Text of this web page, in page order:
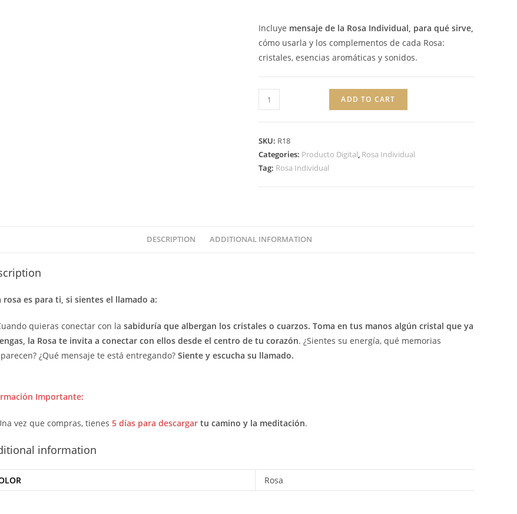
Incluye mensaje de la Rosa Individual, para qué sirve,
cómo usarla y los complementos de cada Rosa:
cristales, esencias aromáticas y sonidos.
ADD TO CART
SKU: R18
Categories: Producto Digital, Rosa Individual
Tag: Rosa Individual
DESCRIPTION ADDITIONAL INFORMATION
rosa es para ti, si sientes el llamado a:
quieras conectar con la sabiduría que albergan los cristales o cuarzos. Toma en tus manos algún cristal que ya
la Rosa te invita a conectar con ellos desde el centro de tu corazón. ¿Sientes su energía, qué memorias
¿Qué mensaje te está entregando? Siente y escucha su llamado.
Importante:
vez que compras, tienes 5 días para descargar tu camino y la meditación.
information
Rosa